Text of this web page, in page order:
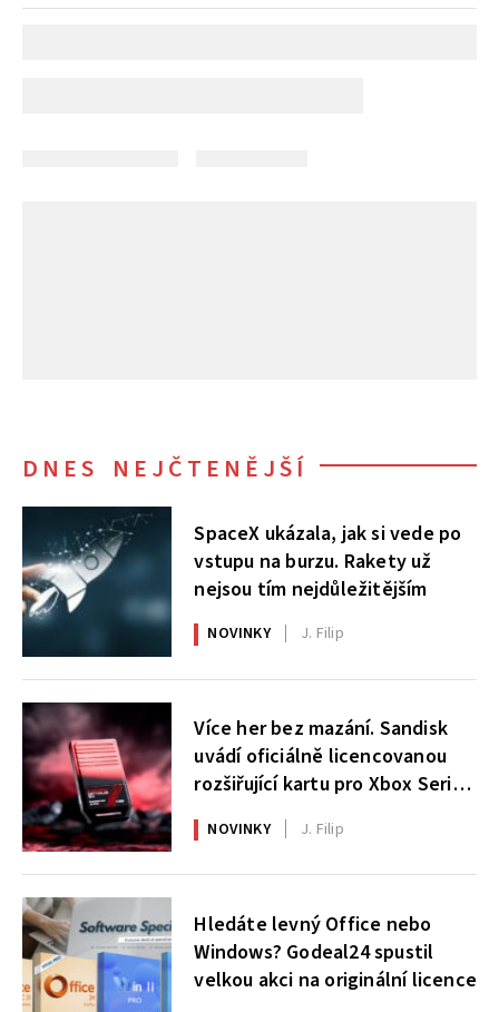
DNES NEJČTENĚJŠÍ
SpaceX ukázala, jak si vede po
vstupu na burzu. Rakety už
nejsou tím nejdůležitějším
NOVINKY J. Filip
Více her bez mazání. Sandisk
uvádí oficiálně licencovanou
rozšiřující kartu pro Xbox Series
X|S
NOVINKY J. Filip
Hledáte levný Office nebo
Windows? Godeal24 spustil
velkou akci na originální licence